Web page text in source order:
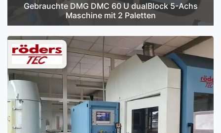
Gebrauchte DMG DMC 60 U dualBlock 5-Achs
Maschine mit 2 Paletten